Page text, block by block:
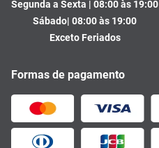
Segunda a Sexta | 08:00 às 19:00
Sábado| 08:00 às 19:00
Exceto Feriados
Formas de pagamento